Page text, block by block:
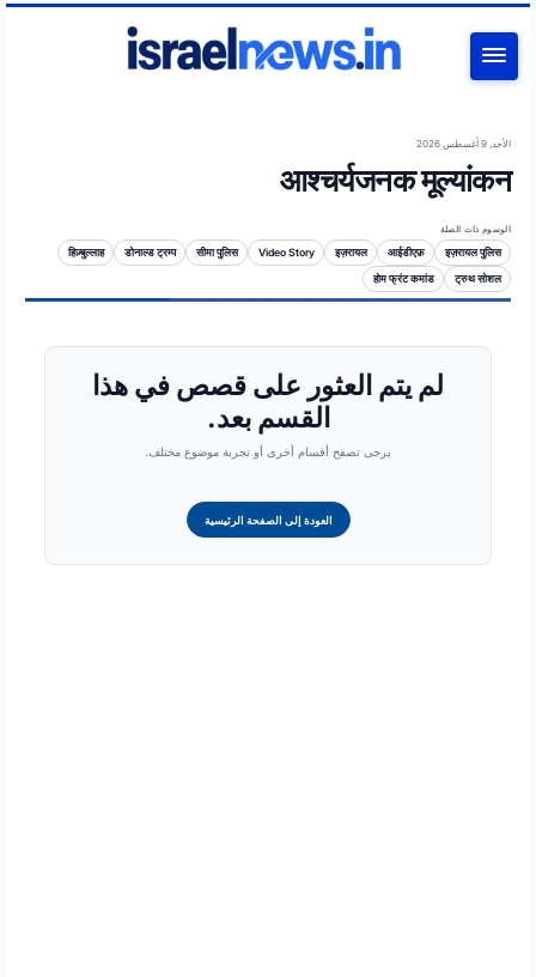
الأحد, 9 أغسطس 2026
आश्चर्यजनक मूल्यांकन
الوسوم ذات الصلة
इज़रायल पुलिस
आईडीएफ़
इज़रायल
Video Story
सीमा पुलिस
डोनाल्ड ट्रम्प
हिज़्बुल्लाह
ट्रुथ सोशल
होम फ्रंट कमांड
لم يتم العثور على قصص في هذا
القسم بعد.
يرجى تصفح أقسام أخرى أو تجربة موضوع مختلف.
العودة إلى الصفحة الرئيسية